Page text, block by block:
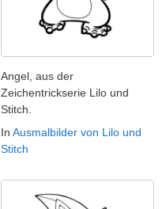
Angel, aus der
Zeichentrickserie Lilo und
Stitch.
In Ausmalbilder von Lilo und
Stitch